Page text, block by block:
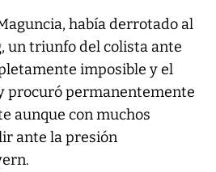
había derrotado al
un triunfo del colista ante
imposible y el
procuró permanentemente
aunque con muchos
ante la presión